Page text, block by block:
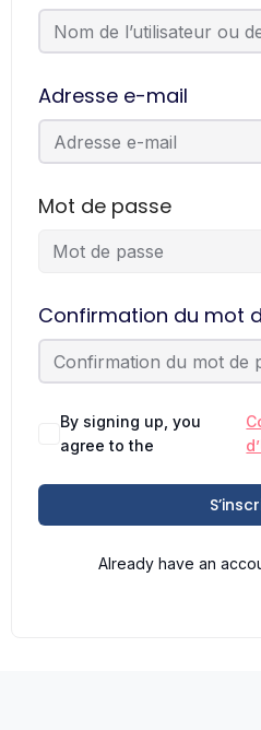
Adresse e-mail
Mot de passe
Confirmation du mot
By signing up, you
agree to the
Already have an